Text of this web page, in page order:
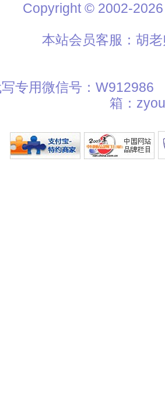
Copyright © 2002-
本站会员客服：胡
写专用微信号：
箱：